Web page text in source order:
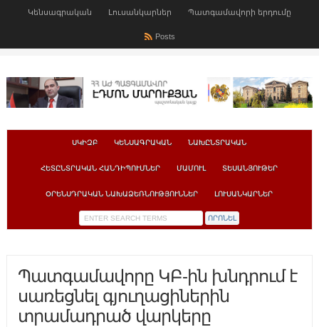
Կենսագրական Լուսանկարներ Պատգամավորի երդումը
Posts
ՍԿԻԶԲ ԿԵՆՍԱԳՐԱԿԱՆ ՆԱԽԸՆՏՐԱԿԱՆ
ՀԵՏԸՆՏՐԱԿԱՆ ՀԱՆԴԻՊՈՒՄՆԵՐ ՄԱՄՈՒԼ ՏԵՍԱՆՅՈՒԹԵՐ
ՕՐԵՆՍԴՐԱԿԱՆ ՆԱԽԱՁԵՌՆՈՒԹՅՈՒՆՆԵՐ ԼՈՒՍԱՆԿԱՐՆԵՐ
Պատգամավորը ԿԲ-ին խնդրում է
սառեցնել գյուղացիներին
տրամադրած վարկերը